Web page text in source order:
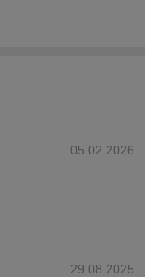
05.02.2026
29.08.2025